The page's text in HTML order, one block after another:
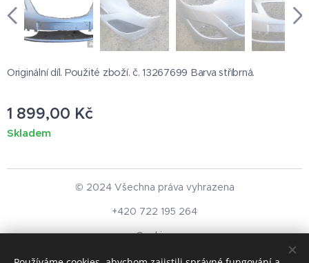
Originální díl. Použité zboží. č. 13267699 Barva stříbrná.
1 899,00 Kč
Skladem
© 2024 Všechna práva vyhrazena
+420 722 195 264
Cookies